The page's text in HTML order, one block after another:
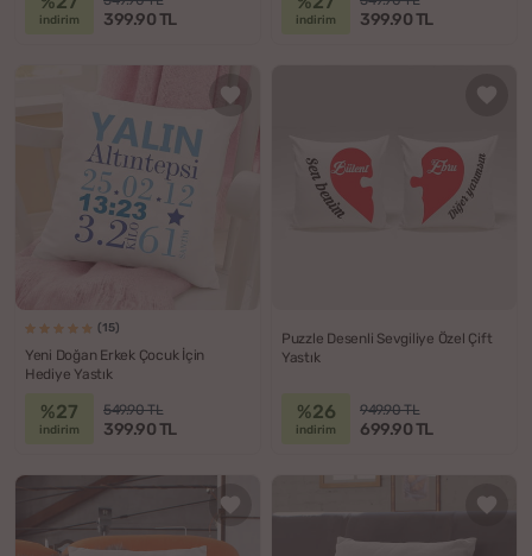
indirim 399.90 TL indirim 399.90 TL
(15)
Yeni Doğan Erkek Çocuk İçin
Hediye Yastık
%27
indirim
549.90 TL
399.90 TL
Puzzle Desenli Sevgiliye Özel Çift
Yastık
%26
indirim
949.90 TL
699.90 TL